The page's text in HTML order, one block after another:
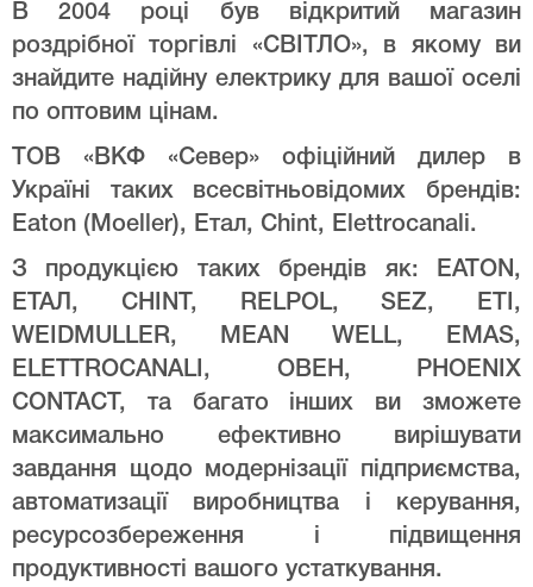
В 2004 році був відкритий магазин
роздрібної торгівлі «СВІТЛО», в якому ви
знайдите надійну електрику для вашої оселі
по оптовим цінам.
ТОВ «ВКФ «Север» офіційний дилер в
Україні таких всесвітньовідомих брендів:
Eaton (Moeller), Етал, Chint, Elettrocanali.
З продукцією таких брендів як: EATON,
ЕТАЛ, CHINT, RELPOL, SEZ, ETI,
WEIDMULLER, MEAN WELL, EMAS,
ELETTROCANALI, ОВЕН, PHOENIX
CONTACT, та багато інших ви зможете
максимально ефективно вирішувати
завдання щодо модернізації підприємства,
автоматизації виробництва і керування,
ресурсозбереження і підвищення
продуктивності вашого устаткування.